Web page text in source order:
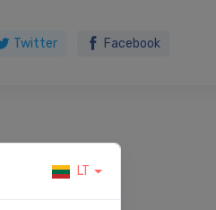
Twitter Facebook
LT